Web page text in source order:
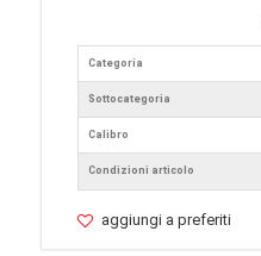
Categoria
Sottocategoria
Calibro
Condizioni articolo
aggiungi a preferiti